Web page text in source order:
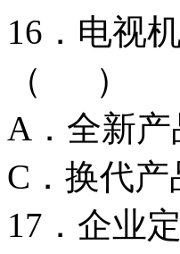
16．电视
（ ）
A．
C．
17．企业